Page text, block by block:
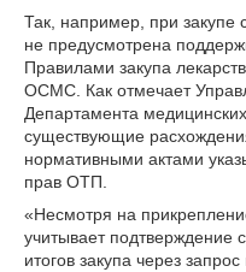
Так, например, при
не предусмотрена
Правилами закупа
ОСМС. Как отмечает
Департамента
существующие
нормативными актами
прав ОТП.
«Несмотря на
учитывает подтверждение
итогов закупа через